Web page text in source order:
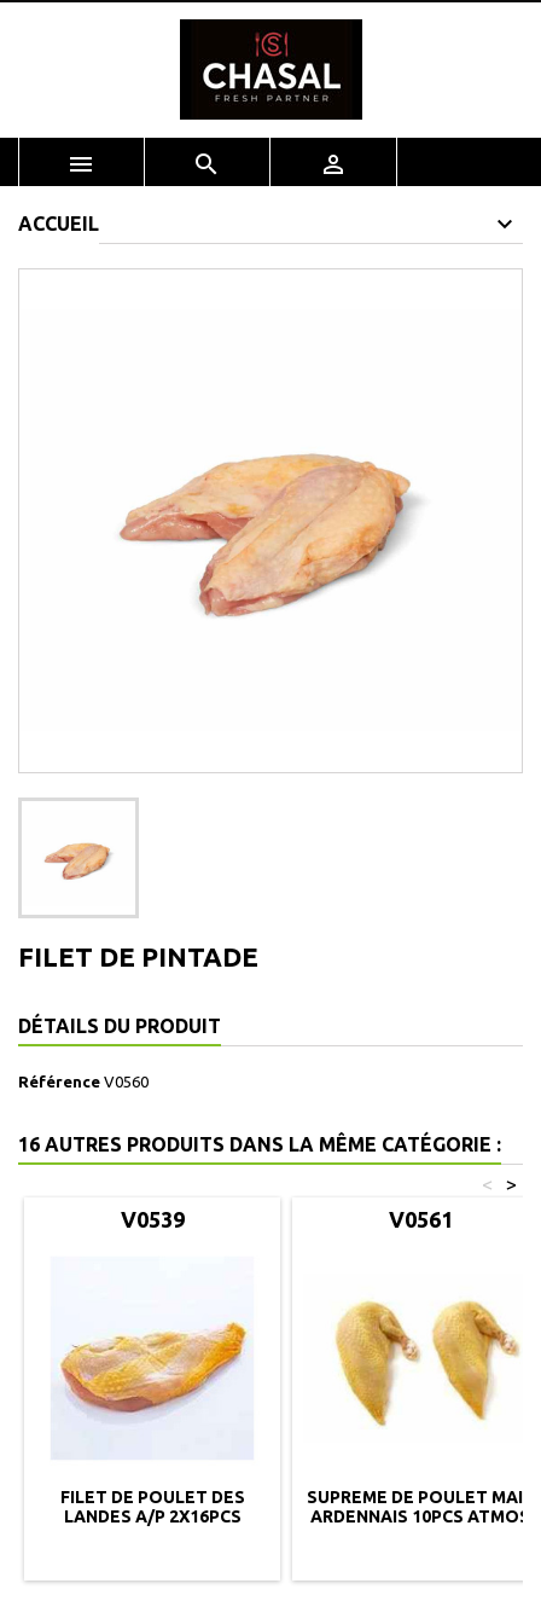
  
ACCUEIL
FILET DE PINTADE
DÉTAILS DU PRODUIT
Référence V0560
16 AUTRES PRODUITS DANS LA MÊME CATÉGORIE :
>
<
V0539
FILET DE POULET DES
LANDES A/P 2X16PCS
V0561
SUPREME DE POULET MAIS
ARDENNAIS 10PCS ATMOS